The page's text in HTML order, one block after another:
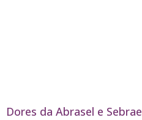
Dores da Abrasel e Sebrae